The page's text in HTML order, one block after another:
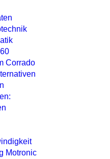
Corrado
Motronic